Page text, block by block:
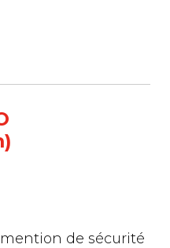
de sécurité